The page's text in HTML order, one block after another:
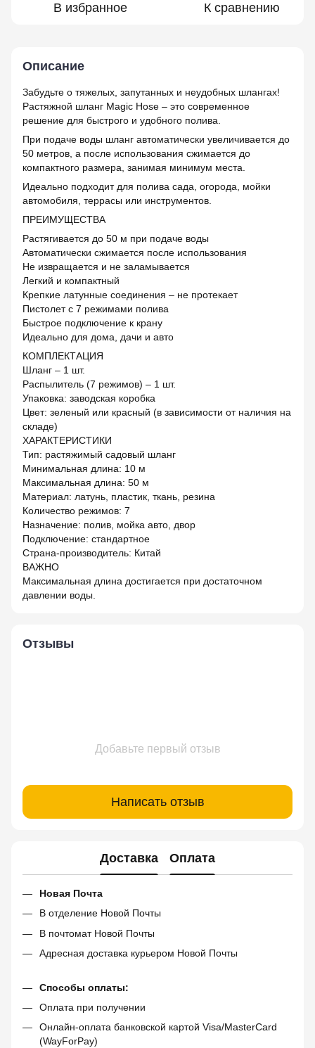
В избранное К сравнению
Описание
Забудьте о тяжелых, запутанных и неудобных шлангах!
Растяжной шланг Magic Hose – это современное
решение для быстрого и удобного полива.
При подаче воды шланг автоматически увеличивается до
50 метров, а после использования сжимается до
компактного размера, занимая минимум места.
Идеально подходит для полива сада, огорода, мойки
автомобиля, террасы или инструментов.
ПРЕИМУЩЕСТВА
Растягивается до 50 м при подаче воды
Автоматически сжимается после использования
Не извращается и не заламывается
Легкий и компактный
Крепкие латунные соединения – не протекает
Пистолет с 7 режимами полива
Быстрое подключение к крану
Идеально для дома, дачи и авто
КОМПЛЕКТАЦИЯ
Шланг – 1 шт.
Распылитель (7 режимов) – 1 шт.
Упаковка: заводская коробка
Цвет: зеленый или красный (в зависимости от наличия на
складе)
ХАРАКТЕРИСТИКИ
Тип: растяжимый садовый шланг
Минимальная длина: 10 м
Максимальная длина: 50 м
Материал: латунь, пластик, ткань, резина
Количество режимов: 7
Назначение: полив, мойка авто, двор
Подключение: стандартное
Страна-производитель: Китай
ВАЖНО
Максимальная длина достигается при достаточном
давлении воды.
Отзывы
Добавьте первый отзыв
Написать отзыв
Доставка Оплата
Новая Почта
В отделение Новой Почты
В почтомат Новой Почты
Адресная доставка курьером Новой Почты
Способы оплаты:
Оплата при получении
Онлайн-оплата банковской картой Visa/MasterCard
(WayForPay)